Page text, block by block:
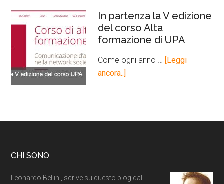
In partenza la V edizione
del corso Alta
formazione di UPA
Come ogni anno … [Leggi
ancora..]
CHI SONO
Leonardo Bellini, scrive su questo blog dal